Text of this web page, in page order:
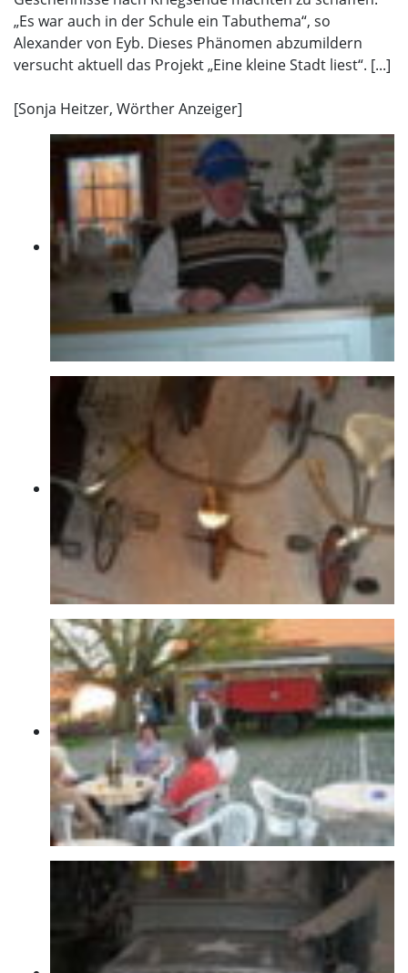
„Es war auch in der Schule ein Tabuthema“, so
Alexander von Eyb. Dieses Phänomen abzumildern
versucht aktuell das Projekt „Eine kleine Stadt liest“. [...]
[Sonja Heitzer, Wörther Anzeiger]